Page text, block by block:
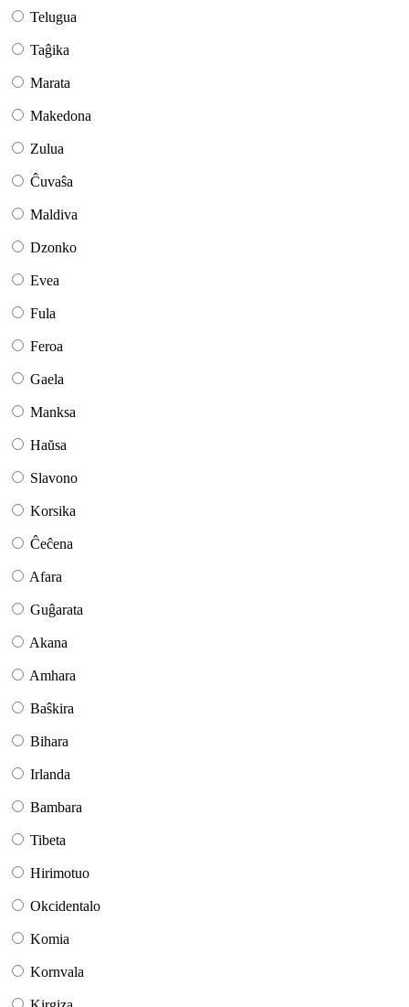
Telugua
Taĝika
Marata
Makedona
Zulua
Ĉuvaŝa
Maldiva
Dzonko
Evea
Fula
Feroa
Gaela
Manksa
Haŭsa
Slavono
Korsika
Ĉeĉena
Afara
Guĝarata
Akana
Amhara
Baŝkira
Bihara
Irlanda
Bambara
Tibeta
Hirimotuo
Okcidentalo
Komia
Kornvala